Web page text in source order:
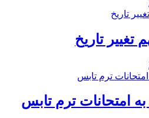
تغییر تاریخ
امتحانات ترم تابس